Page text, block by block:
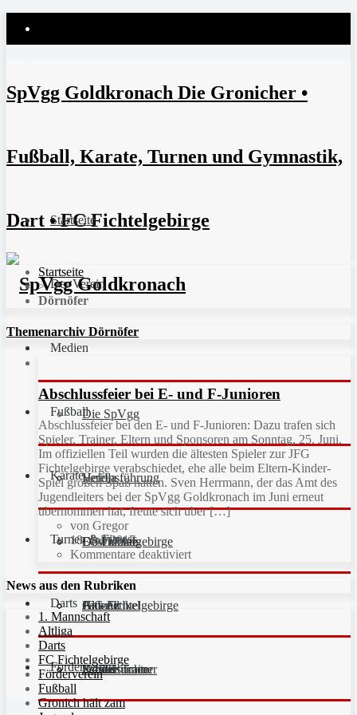
SpVgg Goldkronach Die Gronicher •
Fußball, Karate, Turnen und Gymnastik,
Dart • FC Fichtelgebirge
Startseite
Der Verein
Die SpVgg
Vereinsführung
Geschichte
Fan-Artikel
Partner
Medien
Hefdla
Downloads
Galerie
Fußball
FC Fichtelgebirge
JFG Fichtelgebirge
Schiedsrichter
Karate
Aktuell
Unsere Trainer
Turnen & Fitness
Kinderturnen
Darts
Förderverein
Startseite
>
Dörnöfer
Themenarchiv Dörnöfer
Abschlussfeier bei E- und F-Junioren
Abschlussfeier bei den E- und F-Junioren: Dazu trafen sich
Spieler, Trainer, Eltern und Sponsoren am Sonntag, 25. Juni.
Im offiziellen Teil wurden die ältesten Spieler zur JFG
Fichtelgebirge verabschiedet, ehe alle beim Eltern-Kinder-
Spiel großen Spaß hatten. Sven Herrmann, der das Amt des
Jugendleiters bei der SpVgg Goldkronach im Juni erneut
übernommen hat, freute sich über […]
von Gregor
18. Juli 2017
Kommentare deaktiviert
News aus den Rubriken
1. Mannschaft
Altliga
Darts
FC Fichtelgebirge
Förderverein
Fußball
Gronich hält zam